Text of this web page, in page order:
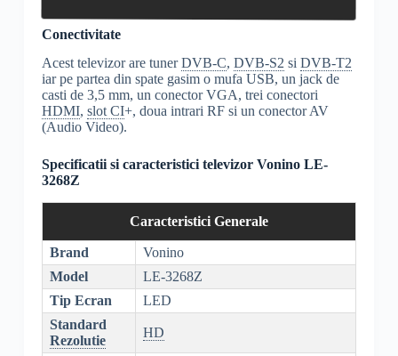
Conectivitate
Acest televizor are tunerDVB-C, DVB-S2si DVB-T2
iar pe partea din spate gasim o mufa USB, un jack de
casti de 3,5 mm, un conector VGA, trei conectori
HDMI, slot CI+, doua intrari RF si un conector AV
(Audio Video).
Specificatii si caracteristici televizor Vonino LE-
3268Z
Caracteristici Generale
Brand
Vonino
Model
LE-3268Z
Tip Ecran
LED
Standard
Rezolutie
HD